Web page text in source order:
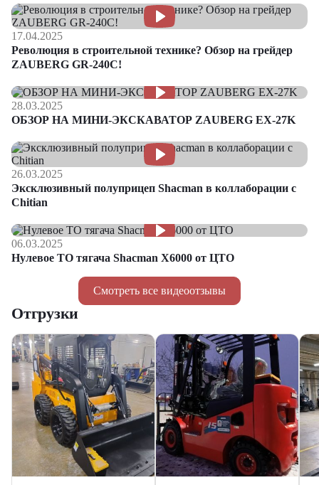
Смотреть все видеоотзывы
17.04.2025
Революция в строительной технике? Обзор на грейдер
ZAUBERG GR-240C!
28.03.2025
ОБЗОР НА МИНИ-ЭКСКАВАТОР ZAUBERG EX-27K
26.03.2025
Эксклюзивный полуприцеп Shacman в коллаборации с
Chitian
06.03.2025
Нулевое ТО тягача Shacman Х6000 от ЦТО
Отгрузки